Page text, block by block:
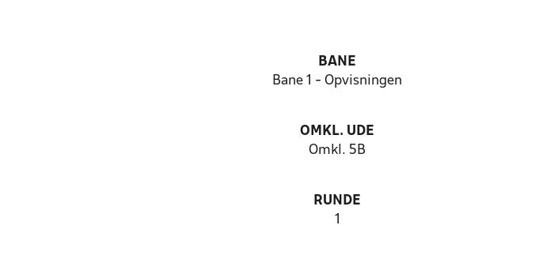
BANE
Bane 1 - Opvisningen
OMKL. UDE
Omkl. 5B
RUNDE
1